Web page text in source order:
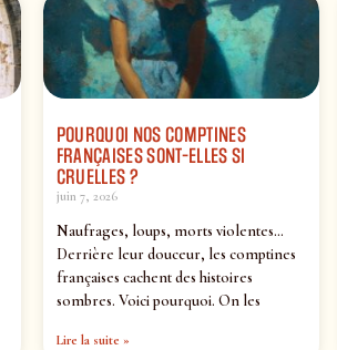
POURQUOI NOS COMPTINES
FRANÇAISES SONT-ELLES SI
CRUELLES ?
juin 7, 2026
Naufrages, loups, morts violentes…
Derrière leur douceur, les comptines
françaises cachent des histoires
sombres. Voici pourquoi. On les
Lire la suite »